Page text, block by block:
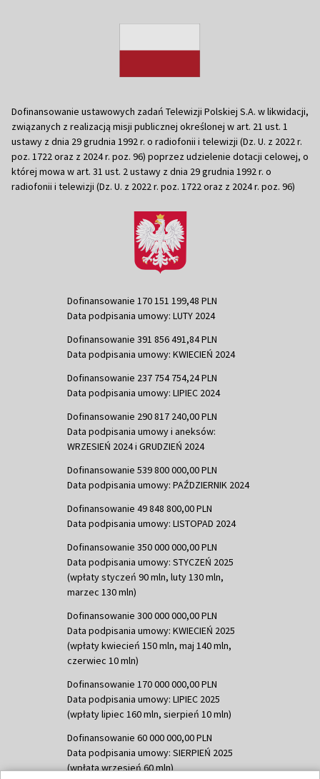
Dofinansowanie ustawowych zadań Telewizji Polskiej S.A. w likwidacji,
związanych z realizacją misji publicznej określonej w art. 21 ust. 1
ustawy z dnia 29 grudnia 1992 r. o radiofonii i telewizji (Dz. U. z 2022 r.
poz. 1722 oraz z 2024 r. poz. 96) poprzez udzielenie dotacji celowej, o
której mowa w art. 31 ust. 2 ustawy z dnia 29 grudnia 1992 r. o
radiofonii i telewizji (Dz. U. z 2022 r. poz. 1722 oraz z 2024 r. poz. 96)
Dofinansowanie 170 151 199,48 PLN
Data podpisania umowy: LUTY 2024
Dofinansowanie 391 856 491,84 PLN
Data podpisania umowy: KWIECIEŃ 2024
Dofinansowanie 237 754 754,24 PLN
Data podpisania umowy: LIPIEC 2024
Dofinansowanie 290 817 240,00 PLN
Data podpisania umowy i aneksów:
WRZESIEŃ 2024 i GRUDZIEŃ 2024
Dofinansowanie 539 800 000,00 PLN
Data podpisania umowy: PAŹDZIERNIK 2024
Dofinansowanie 49 848 800,00 PLN
Data podpisania umowy: LISTOPAD 2024
Dofinansowanie 350 000 000,00 PLN
Data podpisania umowy: STYCZEŃ 2025
(wpłaty styczeń 90 mln, luty 130 mln,
marzec 130 mln)
Dofinansowanie 300 000 000,00 PLN
Data podpisania umowy: KWIECIEŃ 2025
(wpłaty kwiecień 150 mln, maj 140 mln,
czerwiec 10 mln)
Dofinansowanie 170 000 000,00 PLN
Data podpisania umowy: LIPIEC 2025
(wpłaty lipiec 160 mln, sierpień 10 mln)
Dofinansowanie 60 000 000,00 PLN
Data podpisania umowy: SIERPIEŃ 2025
(wpłata wrzesień 60 mln)